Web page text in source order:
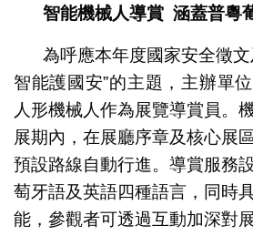
智能機械人導賞 涵蓋普粵
為呼應本年度國家安全徵
智能護國安”的主題，主辦單
人形機械人作為展覽導賞員。
展期內，在展廳序章及核心展
預設路線自動行進。導賞服務
萄牙語及英語四種語言，同時
能，參觀者可透過互動加深對